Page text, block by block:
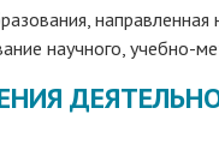
научного, учебно-